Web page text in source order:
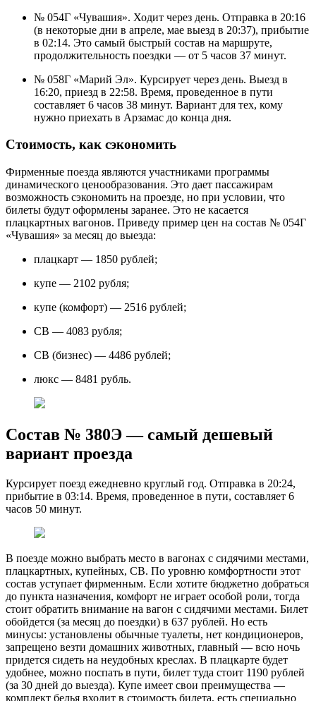
№ 054Г «Чувашия». Ходит через день. Отправка в 20:16
(в некоторые дни в апреле, мае выезд в 20:37), прибытие
в 02:14. Это самый быстрый состав на маршруте,
продолжительность поездки — от 5 часов 37 минут.
№ 058Г «Марий Эл». Курсирует через день. Выезд в
16:20, приезд в 22:58. Время, проведенное в пути
составляет 6 часов 38 минут. Вариант для тех, кому
нужно приехать в Арзамас до конца дня.
Стоимость, как сэкономить
Фирменные поезда являются участниками программы
динамического ценообразования. Это дает пассажирам
возможность сэкономить на проезде, но при условии, что
билеты будут оформлены заранее. Это не касается
плацкартных вагонов. Приведу пример цен на состав № 054Г
«Чувашия» за месяц до выезда:
плацкарт — 1850 рублей;
купе — 2102 рубля;
купе (комфорт) — 2516 рублей;
СВ — 4083 рубля;
СВ (бизнес) — 4486 рублей;
люкс — 8481 рубль.
Состав № 380Э — самый дешевый
вариант проезда
Курсирует поезд ежедневно круглый год. Отправка в 20:24,
прибытие в 03:14. Время, проведенное в пути, составляет 6
часов 50 минут.
В поезде можно выбрать место в вагонах с сидячими местами,
плацкартных, купейных, СВ. По уровню комфортности этот
состав уступает фирменным. Если хотите бюджетно добраться
до пункта назначения, комфорт не играет особой роли, тогда
стоит обратить внимание на вагон с сидячими местами. Билет
обойдется (за месяц до поездки) в 637 рублей. Но есть
минусы: установлены обычные туалеты, нет кондиционеров,
запрещено везти домашних животных, главный — всю ночь
придется сидеть на неудобных креслах. В плацкарте будет
удобнее, можно поспать в пути, билет туда стоит 1190 рублей
(за 30 дней до выезда). Купе имеет свои преимущества —
комплект белья входит в стоимость билета, есть специально